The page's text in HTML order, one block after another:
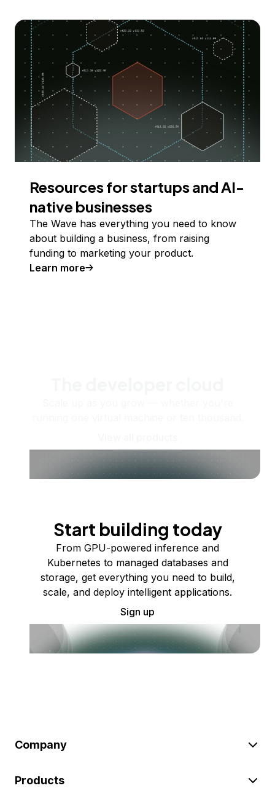
Resources for startups and AI-
native businesses
The Wave has everything you need to know
about building a business, from raising
funding to marketing your product.
Learn more
Start building today
From GPU-powered inference and
Kubernetes to managed databases and
storage, get everything you need to build,
scale, and deploy intelligent applications.
Sign up
Company
Products